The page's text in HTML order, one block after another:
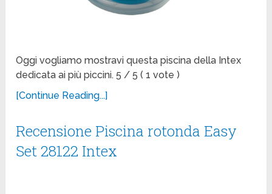
Oggi vogliamo mostravi questa piscina della Intex
dedicata ai più piccini. 5 / 5 ( 1 vote )
[Continue Reading...]
Recensione Piscina rotonda Easy
Set 28122 Intex